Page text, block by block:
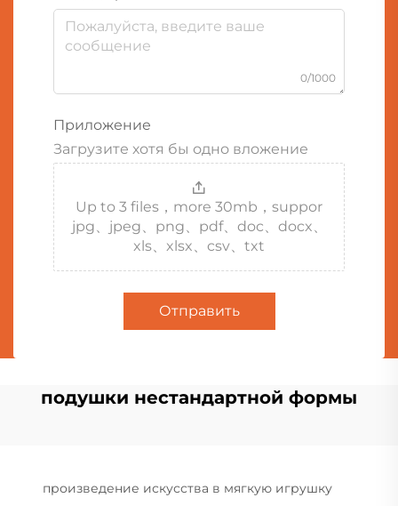
0/1000
Приложение
Загрузите хотя бы одно вложение
Up to 3 files，more 30mb，suppor
jpg、jpeg、png、pdf、doc、docx、
xls、xlsx、csv、txt
Отправить
подушки нестандартной формы
произведение искусства в мягкую игрушку